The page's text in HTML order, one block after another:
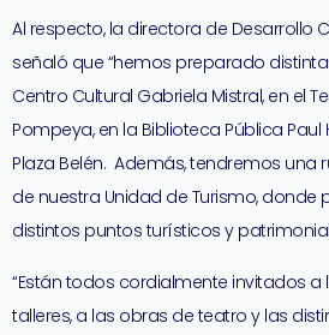
Al respecto, la directora de Desarrollo
señaló que “hemos preparado
Centro Cultural Gabriela Mistral, en el
Pompeya, en la Biblioteca Pública
Plaza Belén. Además, tendremos
de nuestra Unidad de Turismo, donde
distintos puntos turísticos y
“Están todos cordialmente invitados a
talleres, a las obras de teatro y las